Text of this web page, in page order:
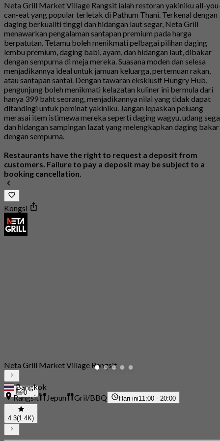
Neta Grill Market Village Rangsit ialah restoran yakiniku all-
can-eat yang popular terletak di Pathum Thani. Terkenal dengan
daging berkualiti tinggi dan hidangan laut segar, Neta Grill
menawarkan pengalaman santapan premium pada harga
berpatutan. Tetamu boleh menikmati pelbagai pilihan daging
lembu premium, daging babi, ayam, dan hidangan laut, dibakar
dengan sempurna di meja mereka. Suasana moden dan selesa
menjadikannya ideal untuk jamuan keluarga, pertemuan rakan,
atau santapan santai. Dengan tawaran eksklusif Hungry Hub,
pengunjung boleh menikmati kelazatan kuliner ini bermula dari
hanya 399 baht seorang, menjadikannya nilai yang tidak dapat
ditandingi untuk peminat yakiniku. Jangan lepaskan peluang
merasai item istimewa mereka seperti daging wagyu, udang
dan hidangan sampingan lazat yang melengkapkan daging bakar
dengan sempurna.
Restaurants have the right to request a deposit from
customers. Failure to pay a deposit may be subject to a
booking cancellation.
Kongsi
0
Neta Grill Market Village Rangsit
Bangkok
Rangsit
Jepun Gril/BBQ Hari ini11:00 - 20:00
4.3(1.4K)